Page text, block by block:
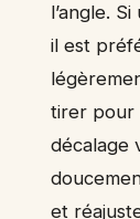
l’angle.
il est
tirer pour
décalage
et